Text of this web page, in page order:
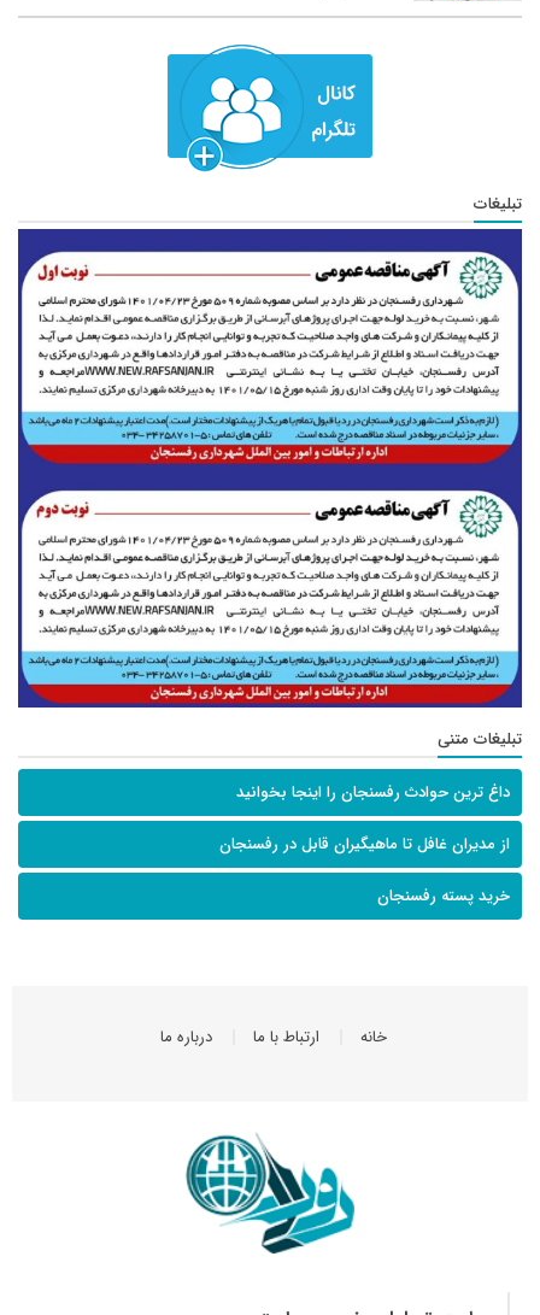
تبلیغات
تبلیغات متنی
داغ ترین حوادث رفسنجان را اینجا بخوانید
از مدیران غافل تا ماهیگیران قابل در رفسنجان
خرید پسته رفسنجان
خانه ارتباط با ما درباره ما